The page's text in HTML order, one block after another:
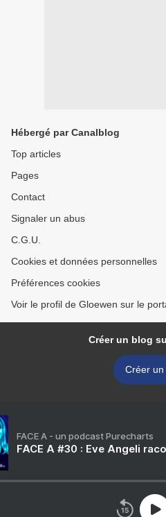
Hébergé par Canalblog
Top articles
Pages
Contact
Signaler un abus
C.G.U.
Cookies et données personnelles
Préférences cookies
Voir le profil de Gloewen sur le
Créer un blog
Créer un
FACE A - un podcast Purecharts
FACE A #30 : Eve Angeli